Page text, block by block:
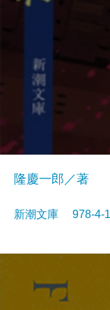
隆慶一郎／著
新潮文庫 978-4-